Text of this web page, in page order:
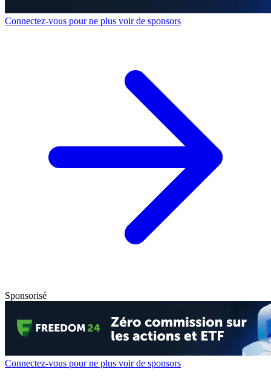
Connectez-vous pour ne plus voir de sponsors
Sponsorisé
Connectez-vous pour ne plus voir de sponsors